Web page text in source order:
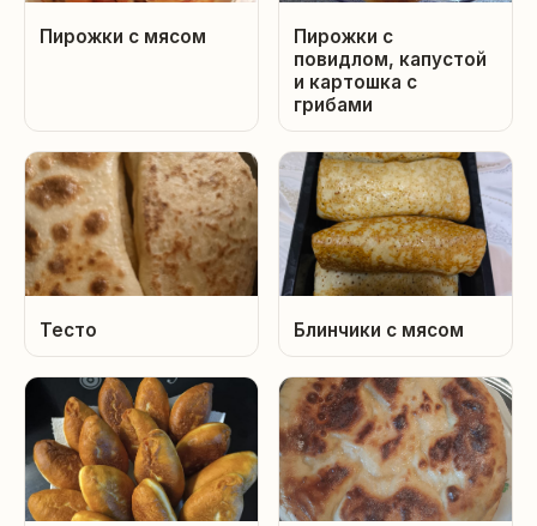
Пирожки с мясом
Пирожки с
повидлом, капустой
и картошка с
грибами
Тесто Блинчики с мясом